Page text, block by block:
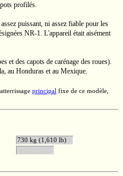
profilés.
puissant, ni assez fiable pour les
NR-1. L'appareil était aisément
et des capots de carénage des roues).
au Honduras et au Mexique.
principal fixe de ce modèle,
730 kg (1,610 lb)